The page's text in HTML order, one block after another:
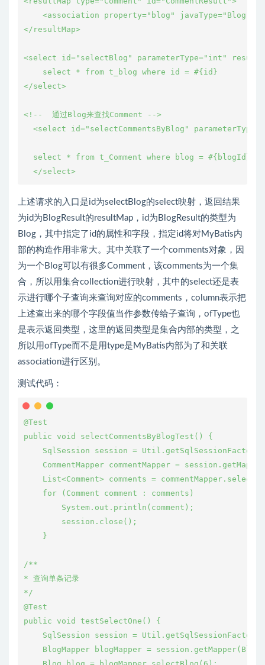
<association property="blog"
</resultMap>
<select id="selectBlog" parameterType="int"
    select * from t_blog where id = #{id}
</select>
<!--  通过Blog来查找Comment -->
<select id="selectCommentsByBlog"
  select * from t_Comment where blog = #{blogId}
上述请求的入口是id为selectBlog的select映射，返回结果
为id为BlogResult的resultMap，id为BlogResult的类型为
Blog，其中指定了id的属性和字段，指定id将对MyBatis内
部的构造作用非常大。其中关联了一个comments对象，因
为一个Blog可以有很多Comment，该comments为一个集
合，所以用集合collection进行映射，其中的select还是表
示进行哪个子查询来查询对应的comments，column表示把
上述查出来的哪个字段值当作参数传给子查询，ofType也
是表示返回类型，这里的返回类型是集合内部的类型，之
所以用ofType而不是用type是MyBatis内部为了和关联
association进行区别。
测试代码：
@Test
public void selectCommentsByBlogTest() {
SqlSession session =
CommentMapper commentMapper =
List<Comment> comments =
    for (Comment comment : comments)
        System.out.println(comment);
        session.close();
    }
/**
* 查询单条记录
*/
@Test
public void testSelectOne() {
SqlSession session =
BlogMapper blogMapper =